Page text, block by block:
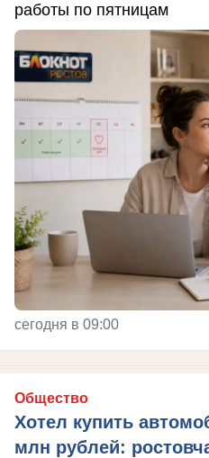
работы по пятницам
сегодня в 09:00
Общество
Хотел купить
млн рублей: